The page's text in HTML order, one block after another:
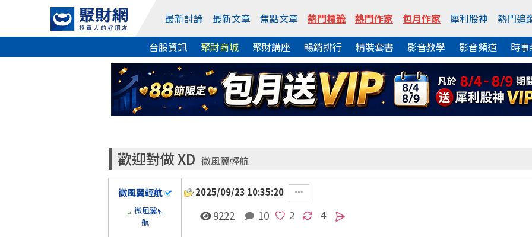
最新討論 最新文章 焦點文章 熱門標籤 熱門作家 包月作家 犀利股神
熱門追
台股資訊
聚財商城 聚財講座 暢銷排行 精裝套書 影音教學 影音頻道 時
歡迎對做 XD 微風翼輕航
微風翼輕航 2025/09/23 10:35:20
9222 10 4